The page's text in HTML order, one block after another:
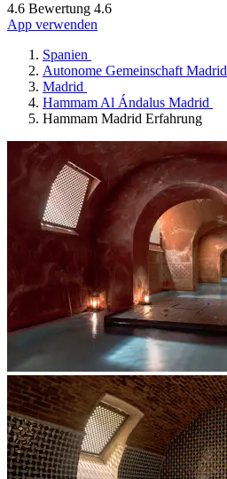
4.6 Bewertung 4.6
App verwenden
Spanien
Autonome Gemeinschaft Madrid
Madrid
Hammam Al Ándalus Madrid
Hammam Madrid Erfahrung